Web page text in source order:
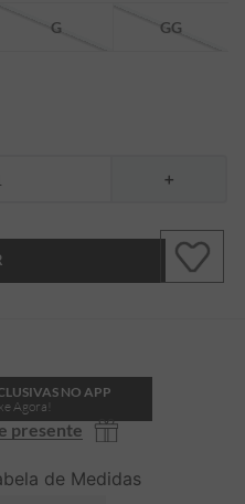
G GG
＋
NO APP
Agora!
presente
de Medidas